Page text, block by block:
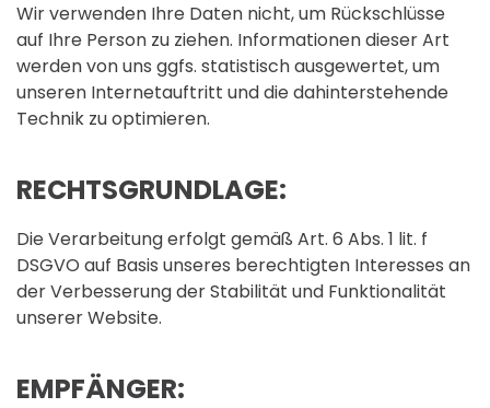
Wir verwenden Ihre Daten nicht, um Rückschlüsse
auf Ihre Person zu ziehen. Informationen dieser Art
werden von uns ggfs. statistisch ausgewertet, um
unseren Internetauftritt und die dahinterstehende
Technik zu optimieren.
RECHTSGRUNDLAGE:
Die Verarbeitung erfolgt gemäß Art. 6 Abs. 1 lit. f
DSGVO auf Basis unseres berechtigten Interesses an
der Verbesserung der Stabilität und Funktionalität
unserer Website.
EMPFÄNGER: